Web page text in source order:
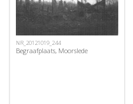
NR_20121019_244
Begraafplaats, Moorslede